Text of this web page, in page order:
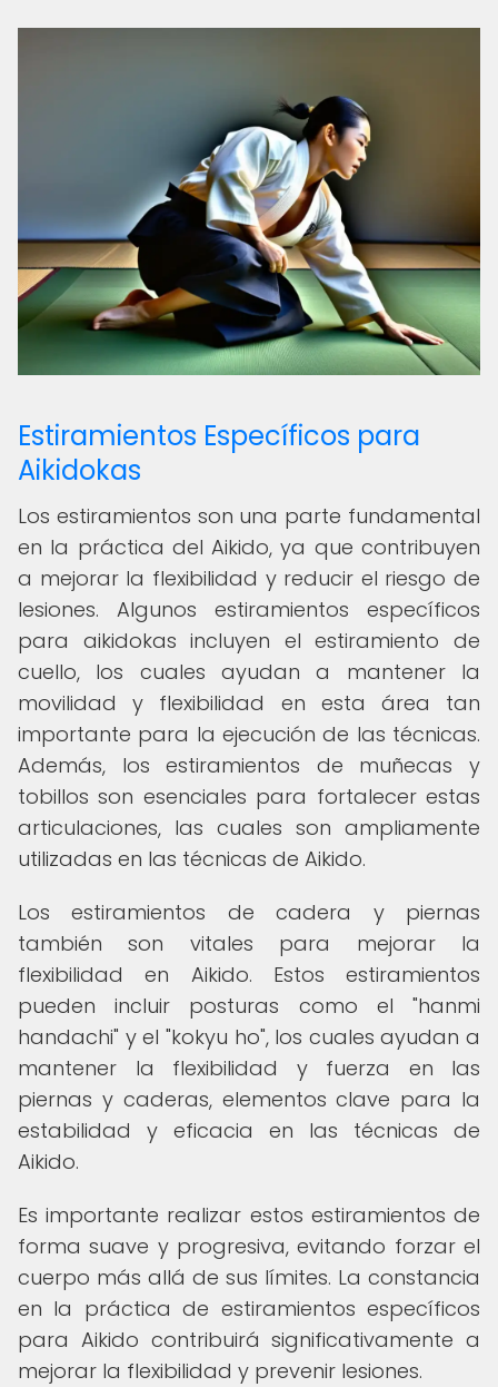
Estiramientos Específicos para
Aikidokas
Los estiramientos son una parte fundamental
en la práctica del Aikido, ya que contribuyen
a mejorar la flexibilidad y reducir el riesgo de
lesiones. Algunos estiramientos específicos
para aikidokas incluyen el estiramiento de
cuello, los cuales ayudan a mantener la
movilidad y flexibilidad en esta área tan
importante para la ejecución de las técnicas.
Además, los estiramientos de muñecas y
tobillos son esenciales para fortalecer estas
articulaciones, las cuales son ampliamente
utilizadas en las técnicas de Aikido.
Los estiramientos de cadera y piernas
también son vitales para mejorar la
flexibilidad en Aikido. Estos estiramientos
pueden incluir posturas como el "hanmi
handachi" y el "kokyu ho", los cuales ayudan a
mantener la flexibilidad y fuerza en las
piernas y caderas, elementos clave para la
estabilidad y eficacia en las técnicas de
Aikido.
Es importante realizar estos estiramientos de
forma suave y progresiva, evitando forzar el
cuerpo más allá de sus límites. La constancia
en la práctica de estiramientos específicos
para Aikido contribuirá significativamente a
mejorar la flexibilidad y prevenir lesiones.